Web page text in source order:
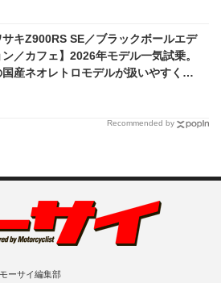
サキZ900RS SE／ブラックボールエデ
ン／カフェ】2026年モデル一気試乗。
国産ネオレトロモデルが扱いやすく上
！
Recommended by
ーサイ編集部